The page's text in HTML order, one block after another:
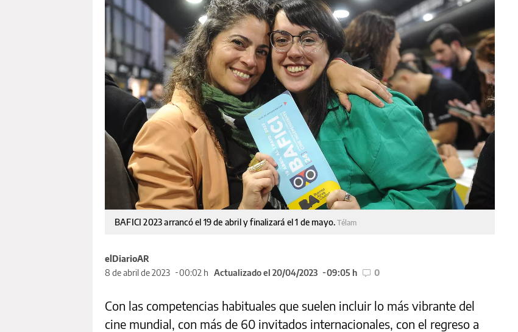
BAFICI 2023 arrancó el 19 de abril y finalizará el 1 de mayo.Télam
elDiarioAR
8 de abril de 2023
00:02 h Actualizado el 20/04/2023 09:05 h 0
Con las competencias habituales que suelen incluir lo más vibrante del
cine mundial, con más de 60 invitados internacionales, con el regreso a